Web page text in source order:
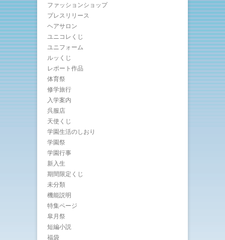
ファッションショップ
プレスリリース
ヘアサロン
ユニコレくじ
ユニフォーム
ルッくじ
レポート作品
体育祭
修学旅行
入学案内
呉服店
天使くじ
学園生活のしおり
学園祭
学園行事
新入生
期間限定くじ
未分類
機能説明
特集ページ
皐月祭
短編小説
福袋